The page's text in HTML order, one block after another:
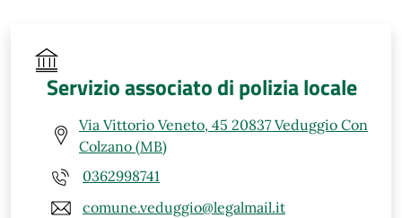
Servizio associato di polizia locale
Via Vittorio Veneto, 45 20837 Veduggio Con
Colzano (MB)
0362998741
comune.veduggio@legalmail.it